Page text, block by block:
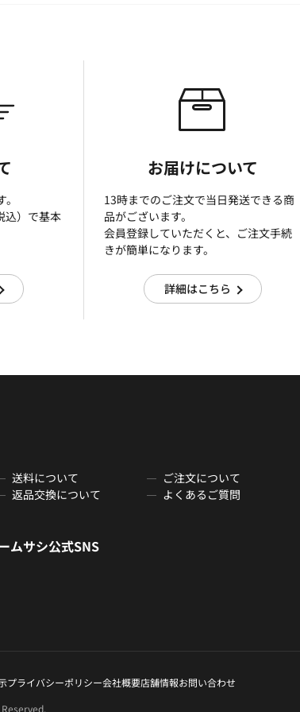
込）で基本
お届けについて
13時までのご注文で当日発送できる商
品がございます。
会員登録していただくと、ご注文手続
きが簡単になります。
詳細はこちら
送料について
ご注文について
返品交換について よくあるご質問
ムサシ公式SNS
プライバシーポリシー会社概要店舗情報お問い合わせ